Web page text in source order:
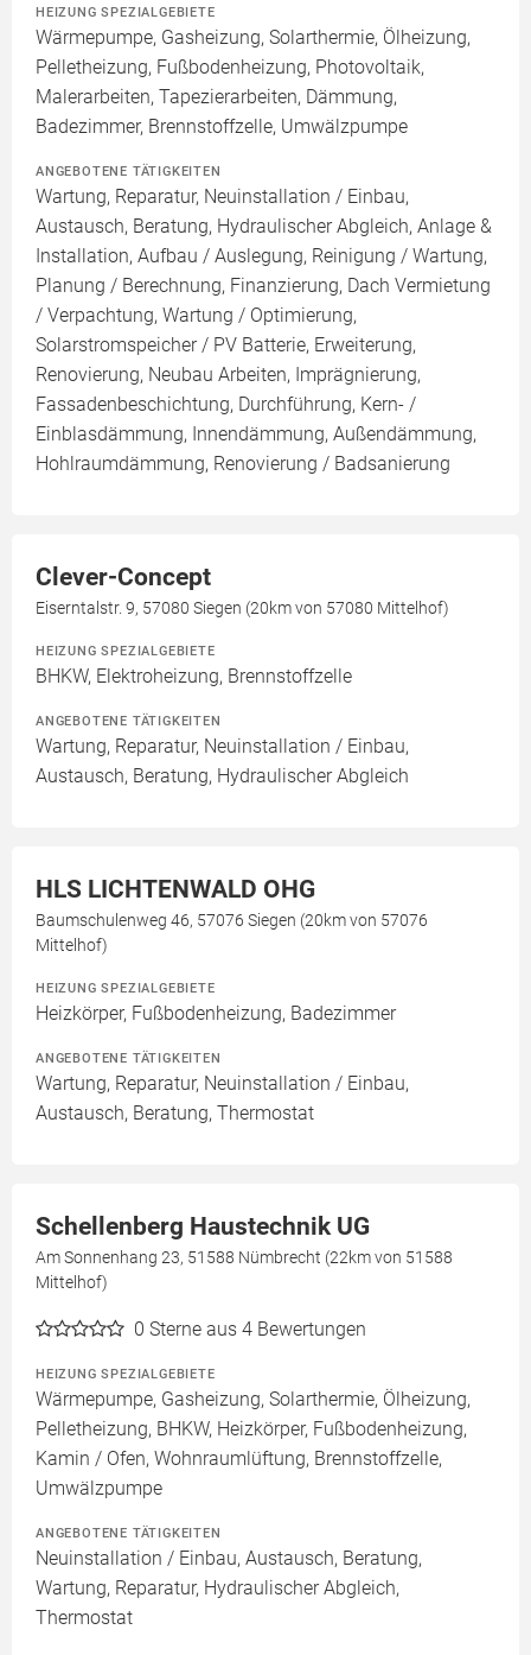
HEIZUNG SPEZIALGEBIETE
Wärmepumpe, Gasheizung, Solarthermie, Ölheizung,
Pelletheizung, Fußbodenheizung, Photovoltaik,
Malerarbeiten, Tapezierarbeiten, Dämmung,
Badezimmer, Brennstoffzelle, Umwälzpumpe
ANGEBOTENE TÄTIGKEITEN
Wartung, Reparatur, Neuinstallation / Einbau,
Austausch, Beratung, Hydraulischer Abgleich, Anlage &
Installation, Aufbau / Auslegung, Reinigung / Wartung,
Planung / Berechnung, Finanzierung, Dach Vermietung
/ Verpachtung, Wartung / Optimierung,
Solarstromspeicher / PV Batterie, Erweiterung,
Renovierung, Neubau Arbeiten, Imprägnierung,
Fassadenbeschichtung, Durchführung, Kern- /
Einblasdämmung, Innendämmung, Außendämmung,
Hohlraumdämmung, Renovierung / Badsanierung
Clever-Concept
Eiserntalstr. 9, 57080 Siegen (20km von 57080 Mittelhof)
HEIZUNG SPEZIALGEBIETE
BHKW, Elektroheizung, Brennstoffzelle
ANGEBOTENE TÄTIGKEITEN
Wartung, Reparatur, Neuinstallation / Einbau,
Austausch, Beratung, Hydraulischer Abgleich
HLS LICHTENWALD OHG
Baumschulenweg 46, 57076 Siegen (20km von 57076
Mittelhof)
HEIZUNG SPEZIALGEBIETE
Heizkörper, Fußbodenheizung, Badezimmer
ANGEBOTENE TÄTIGKEITEN
Wartung, Reparatur, Neuinstallation / Einbau,
Austausch, Beratung, Thermostat
Schellenberg Haustechnik UG
Am Sonnenhang 23, 51588 Nümbrecht (22km von 51588
Mittelhof)
0 Sterne aus 4 Bewertungen
HEIZUNG SPEZIALGEBIETE
Wärmepumpe, Gasheizung, Solarthermie, Ölheizung,
Pelletheizung, BHKW, Heizkörper, Fußbodenheizung,
Kamin / Ofen, Wohnraumlüftung, Brennstoffzelle,
Umwälzpumpe
ANGEBOTENE TÄTIGKEITEN
Neuinstallation / Einbau, Austausch, Beratung,
Wartung, Reparatur, Hydraulischer Abgleich,
Thermostat